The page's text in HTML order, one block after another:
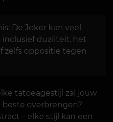
De Joker kan veel
dualiteit, het
zelfs oppositie tegen
tatoeagestijl zal jouw
beste overbrengen?
– elke stijl kan een